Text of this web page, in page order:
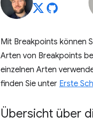
Mit Breakpoints können
Arten von Breakpoints
einzelnen Arten
finden Sie unter Erste
Übersicht über